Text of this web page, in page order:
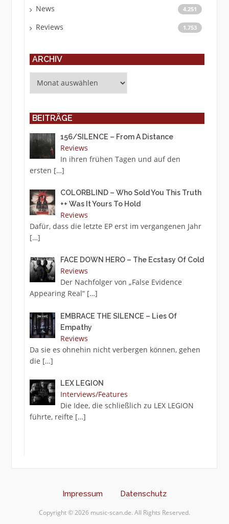
News 4.251
Reviews 1.753
ARCHIV
BEITRÄGE
156/SILENCE – From A Distance
Reviews
In ihren frühen Tagen und auf den
ersten […]
COLORBLIND – Who Sold You This Truth
++ Was It Yours To Hold
Reviews
Dafür, dass die letzte EP erst im vergangenen Jahr
[…]
FACE DOWN HERO – The Ecstasy Of Cold
Reviews
Der Nachfolger von „False Evidence
Appearing Real“ […]
EMBRACE THE SILENCE – Lies Of
Empathy
Reviews
Da sie es ohnehin nicht verbergen können, gehen
die […]
LEX LEGION
Interviews/Features
Die Idee, die schließlich zu LEX LEGION
führte, reifte […]
Impressum Datenschutz
Copyright © 2026 music-scan.de. All Rights Reserved.